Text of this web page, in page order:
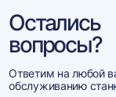
Остались
вопросы?
Ответим на любой
обслуживанию